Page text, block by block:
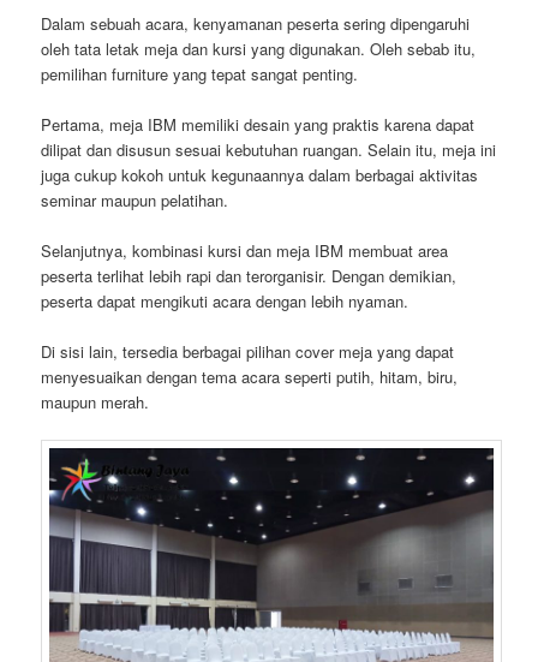
Dalam sebuah acara, kenyamanan peserta sering dipengaruhi
oleh tata letak meja dan kursi yang digunakan. Oleh sebab itu,
pemilihan furniture yang tepat sangat penting.
Pertama, meja IBM memiliki desain yang praktis karena dapat
dilipat dan disusun sesuai kebutuhan ruangan. Selain itu, meja ini
juga cukup kokoh untuk kegunaannya dalam berbagai aktivitas
seminar maupun pelatihan.
Selanjutnya, kombinasi kursi dan meja IBM membuat area
peserta terlihat lebih rapi dan terorganisir. Dengan demikian,
peserta dapat mengikuti acara dengan lebih nyaman.
Di sisi lain, tersedia berbagai pilihan cover meja yang dapat
menyesuaikan dengan tema acara seperti putih, hitam, biru,
maupun merah.